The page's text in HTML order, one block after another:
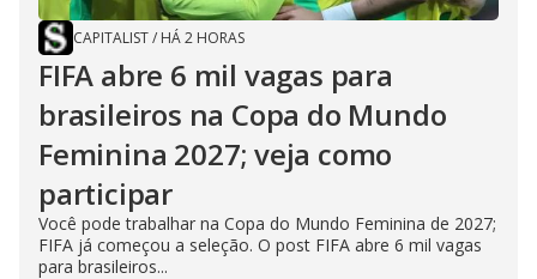
CAPITALIST/ HÁ 2 HORAS
FIFA abre 6 mil vagas para
brasileiros na Copa do Mundo
Feminina 2027; veja como
participar
Você pode trabalhar na Copa do Mundo Feminina de 2027;
FIFA já começou a seleção. O post FIFA abre 6 mil vagas
para brasileiros...